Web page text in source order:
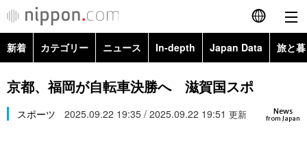
English
简体字
繁體字
新着 カテゴリー ニュース In-depth Japan Data 旅と
政治・外交
経済・ビジネス
Topics
Images
京都、福岡が自転車決勝へ 滋賀国スポ
News
from Japan
スポーツ 2025.09.22 19:35 / 2025.09.22 19:51 更新